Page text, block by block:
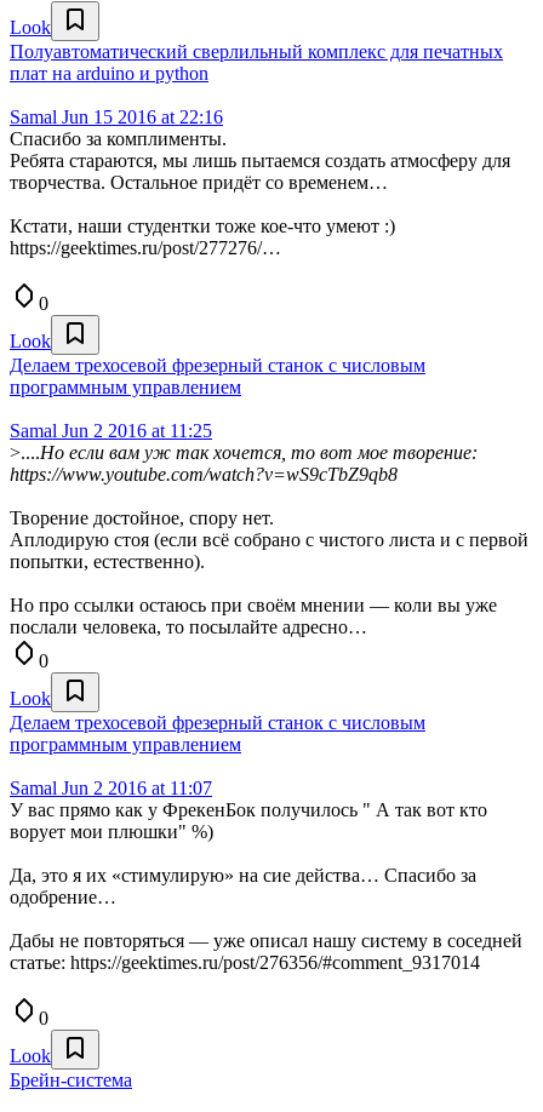
Look
Полуавтоматический сверлильный комплекс для печатных
плат на arduino и python
Samal Jun 15 2016 at 22:16
Спасибо за комплименты.
Ребята стараются, мы лишь пытаемся создать атмосферу для
творчества. Остальное придёт со временем…
Кстати, наши студентки тоже кое-что умеют :)
https://geektimes.ru/post/277276/…
0
Look
Делаем трехосевой фрезерный станок с числовым
программным управлением
Samal Jun 2 2016 at 11:25
>....Но если вам уж так хочется, то вот мое творение:
https://www.youtube.com/watch?v=wS9cTbZ9qb8
Творение достойное, спору нет.
Аплодирую стоя (если всё собрано с чистого листа и с первой
попытки, естественно).
Но про ссылки остаюсь при своём мнении — коли вы уже
послали человека, то посылайте адресно…
0
Look
Делаем трехосевой фрезерный станок с числовым
программным управлением
Samal Jun 2 2016 at 11:07
У вас прямо как у ФрекенБок получилось " А так вот кто
ворует мои плюшки" %)
Да, это я их «стимулирую» на сие действа… Спасибо за
одобрение…
Дабы не повторяться — уже описал нашу систему в соседней
статье: https://geektimes.ru/post/276356/#comment_9317014
0
Look
Брейн-система